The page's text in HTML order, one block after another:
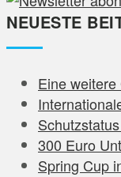
NEUESTE
Eine
300 Euro
Spring Cup